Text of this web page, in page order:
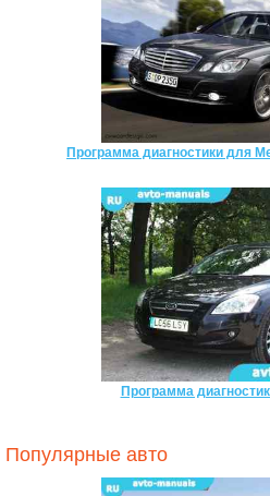
Программа диагностики для
Программа
Популярные авто